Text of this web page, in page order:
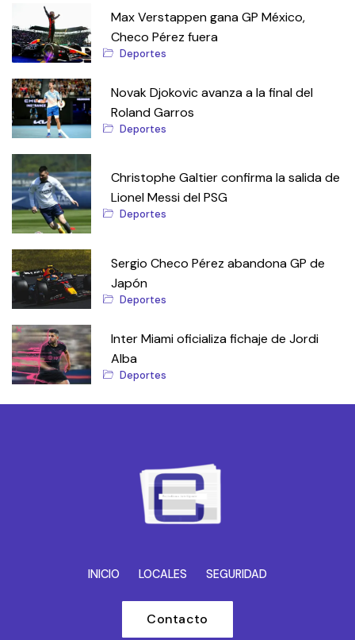
Max Verstappen gana GP México,
Checo Pérez fuera
Deportes
Novak Djokovic avanza a la final del
Roland Garros
Deportes
Christophe Galtier confirma la salida de
Lionel Messi del PSG
Deportes
Sergio Checo Pérez abandona GP de
Japón
Deportes
Inter Miami oficializa fichaje de Jordi
Alba
Deportes
INICIO LOCALES SEGURIDAD
Contacto